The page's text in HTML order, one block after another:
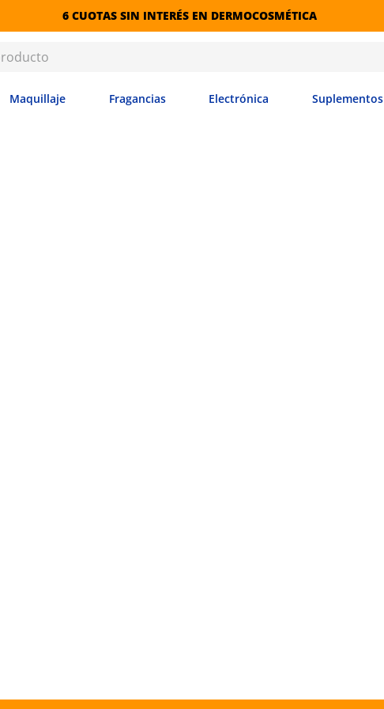
6 CUOTAS SIN INTERÉS EN DERMOCOSMÉTICA
Maquillaje Fragancias Electrónica Suplementos